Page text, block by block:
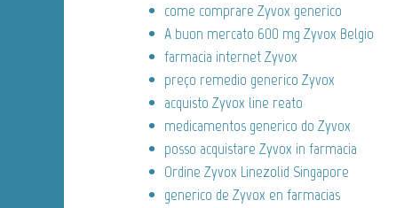
come comprare Zyvox generico
A buon mercato 600 mg Zyvox Belgio
farmacia internet Zyvox
preço remedio generico Zyvox
acquisto Zyvox line reato
medicamentos generico do Zyvox
posso acquistare Zyvox in farmacia
Ordine Zyvox Linezolid Singapore
generico de Zyvox en farmacias